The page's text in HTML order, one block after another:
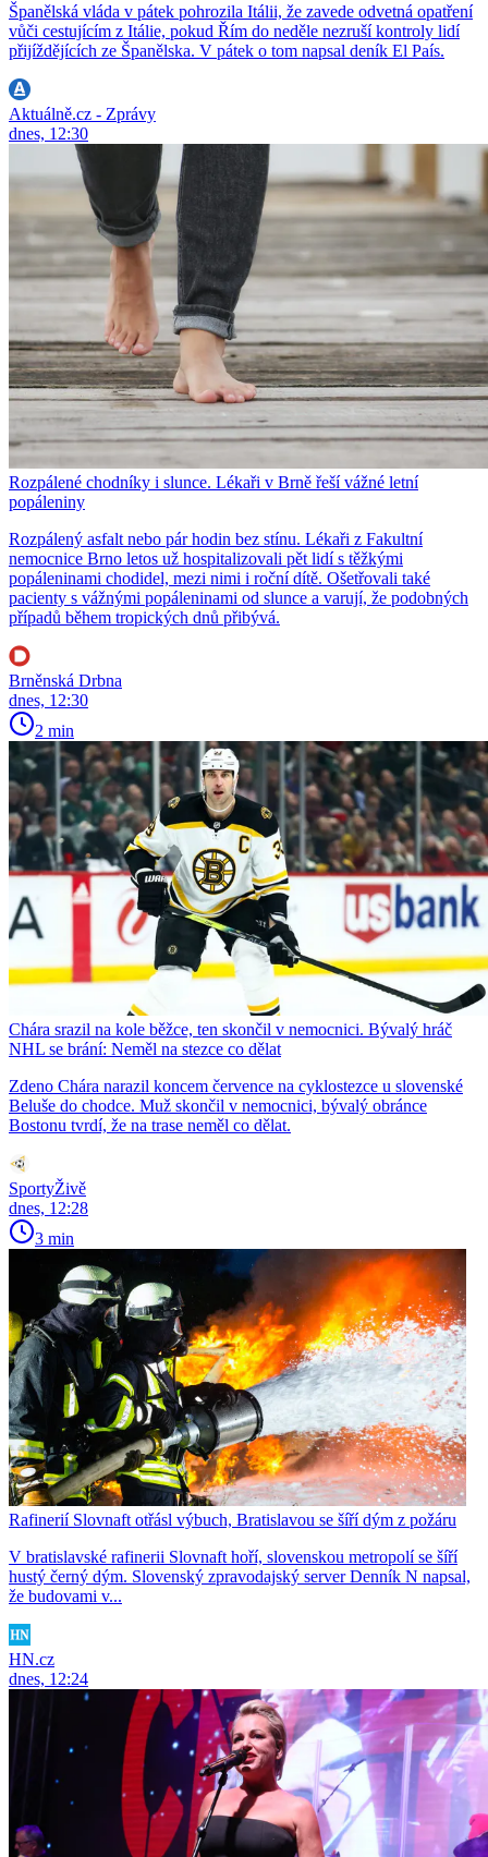
Španělská vláda v pátek pohrozila Itálii, že zavede odvetná opatření
vůči cestujícím z Itálie, pokud Řím do neděle nezruší kontroly lidí
přijíždějících ze Španělska. V pátek o tom napsal deník El País.
Aktuálně.cz - Zprávy
dnes, 12:30
Rozpálené chodníky i slunce. Lékaři v Brně řeší vážné letní
popáleniny
Rozpálený asfalt nebo pár hodin bez stínu. Lékaři z Fakultní
nemocnice Brno letos už hospitalizovali pět lidí s těžkými
popáleninami chodidel, mezi nimi i roční dítě. Ošetřovali také
pacienty s vážnými popáleninami od slunce a varují, že podobných
případů během tropických dnů přibývá.
Brněnská Drbna
dnes, 12:30
2 min
Chára srazil na kole běžce, ten skončil v nemocnici. Bývalý hráč
NHL se brání: Neměl na stezce co dělat
Zdeno Chára narazil koncem července na cyklostezce u slovenské
Beluše do chodce. Muž skončil v nemocnici, bývalý obránce
Bostonu tvrdí, že na trase neměl co dělat.
SportyŽivě
dnes, 12:28
3 min
Rafinerií Slovnaft otřásl výbuch, Bratislavou se šíří dým z požáru
V bratislavské rafinerii Slovnaft hoří, slovenskou metropolí se šíří
hustý černý dým. Slovenský zpravodajský server Denník N napsal,
že budovami v...
HN.cz
dnes, 12:24